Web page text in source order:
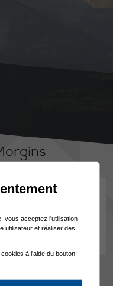
en aval de l'embouchure de
1er mai au 31 octobre
vous acceptez l'utilisation
utilisateur et réaliser des
à l'aide du bouton